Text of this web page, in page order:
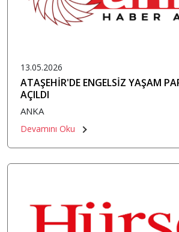
13.05.2026
ATAŞEHİR'DE ENGELSİZ YAŞAM
AÇILDI
ANKA
Devamını Oku